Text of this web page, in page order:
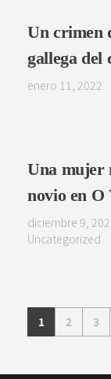
Un crimen
gallega del
enero 11, 2022
Una mujer
novio en O
diciembre 9,
Uncategorized
1 2 3